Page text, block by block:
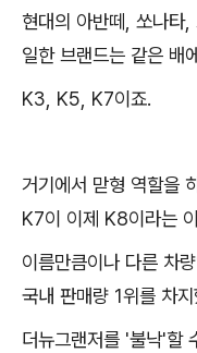
현대의 아반떼, 쏘나타
일한 브랜드는 같은 배
K3, K5, K7이죠.
거기에서 맏형 역할을
K7이 이제 K8이라는
이름만큼이나 다른 차
국내 판매량 1위를 차지
더뉴그랜저를 '불낙'할